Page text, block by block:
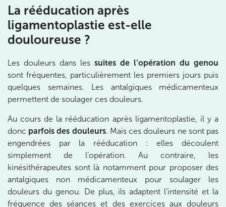
La rééducation après
ligamentoplastie est-elle
douloureuse ?
Les douleurs dans les suites de l’opération du genou
sont fréquentes, particulièrement les premiers jours puis
quelques semaines. Les antalgiques médicamenteux
permettent de soulager ces douleurs.
Au cours de la rééducation après ligamentoplastie, il y a
donc parfois des douleurs. Mais ces douleurs ne sont pas
engendrées par la rééducation : elles découlent
simplement de l’opération. Au contraire, les
kinésithérapeutes sont là notamment pour proposer des
antalgiques non médicamenteux pour soulager les
douleurs du genou. De plus, ils adaptent l’intensité et la
fréquence des séances et des exercices aux douleurs
Prenez RDV sur
Prenez RDV sur
IK BOIS COLOMBES
1 Rue Mertens 92600 Bois-Colombes
1 Rue Mertens 92600 Bois-Colombes
01 43 50 50 81
Prenez RDV sur
IK OLYMPE SANTE ANTONY
28 Rue Velpeau 92160 Antony
28 Rue Velpeau 92160 Antony
01 76 21 71 41